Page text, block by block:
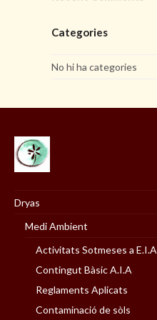
Categories
No hi ha categories
Dryas
Medi Ambient
Activitats Sotmeses a E.I.A
Contingut Bàsic A.I.A
Reglaments Aplicats
Contaminació de sòls